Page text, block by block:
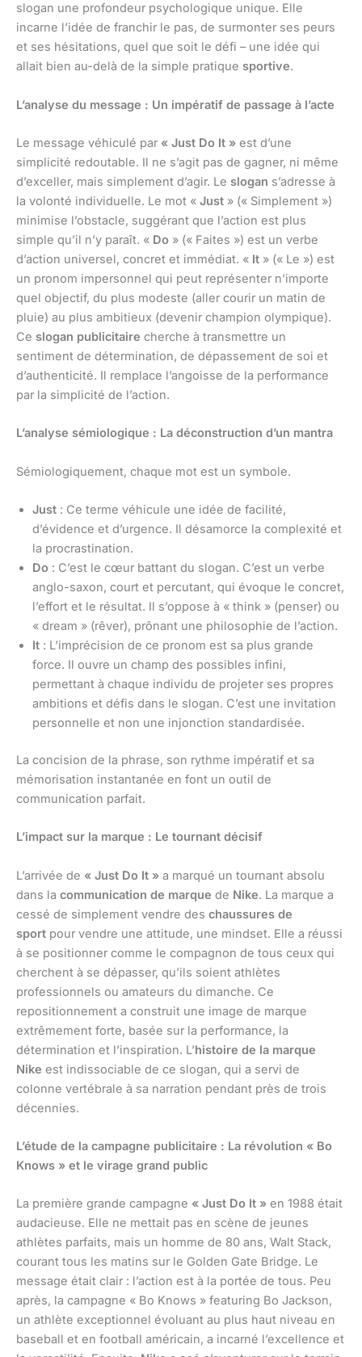
slogan une profondeur psychologique unique. Elle
incarne l’idée de franchir le pas, de surmonter ses peurs
et ses hésitations, quel que soit le défi – une idée qui
allait bien au-delà de la simple pratique sportive.
L’analyse du message : Un impératif de passage à l’acte
Le message véhiculé par « Just Do It » est d’une
simplicité redoutable. Il ne s’agit pas de gagner, ni même
d’exceller, mais simplement d’agir. Le slogan s’adresse à
la volonté individuelle. Le mot « Just » (« Simplement »)
minimise l’obstacle, suggérant que l’action est plus
simple qu’il n’y paraît. « Do » (« Faites ») est un verbe
d’action universel, concret et immédiat. « It » (« Le ») est
un pronom impersonnel qui peut représenter n’importe
quel objectif, du plus modeste (aller courir un matin de
pluie) au plus ambitieux (devenir champion olympique).
Ce slogan publicitaire cherche à transmettre un
sentiment de détermination, de dépassement de soi et
d’authenticité. Il remplace l’angoisse de la performance
par la simplicité de l’action.
L’analyse sémiologique : La déconstruction d’un mantra
Sémiologiquement, chaque mot est un symbole.
Just : Ce terme véhicule une idée de facilité,
d’évidence et d’urgence. Il désamorce la complexité et
la procrastination.
Do : C’est le cœur battant du slogan. C’est un verbe
anglo-saxon, court et percutant, qui évoque le concret,
l’effort et le résultat. Il s’oppose à « think » (penser) ou
« dream » (rêver), prônant une philosophie de l’action.
It : L’imprécision de ce pronom est sa plus grande
force. Il ouvre un champ des possibles infini,
permettant à chaque individu de projeter ses propres
ambitions et défis dans le slogan. C’est une invitation
personnelle et non une injonction standardisée.
La concision de la phrase, son rythme impératif et sa
mémorisation instantanée en font un outil de
communication parfait.
L’impact sur la marque : Le tournant décisif
L’arrivée de « Just Do It » a marqué un tournant absolu
dans la communication de marque de Nike. La marque a
cessé de simplement vendre des chaussures de
sport pour vendre une attitude, une mindset. Elle a réussi
à se positionner comme le compagnon de tous ceux qui
cherchent à se dépasser, qu’ils soient athlètes
professionnels ou amateurs du dimanche. Ce
repositionnement a construit une image de marque
extrêmement forte, basée sur la performance, la
détermination et l’inspiration. L’histoire de la marque
Nike est indissociable de ce slogan, qui a servi de
colonne vertébrale à sa narration pendant près de trois
décennies.
L’étude de la campagne publicitaire : La révolution « Bo
Knows » et le virage grand public
La première grande campagne « Just Do It » en 1988 était
audacieuse. Elle ne mettait pas en scène de jeunes
athlètes parfaits, mais un homme de 80 ans, Walt Stack,
courant tous les matins sur le Golden Gate Bridge. Le
message était clair : l’action est à la portée de tous. Peu
après, la campagne « Bo Knows » featuring Bo Jackson,
un athlète exceptionnel évoluant au plus haut niveau en
baseball et en football américain, a incarné l’excellence et